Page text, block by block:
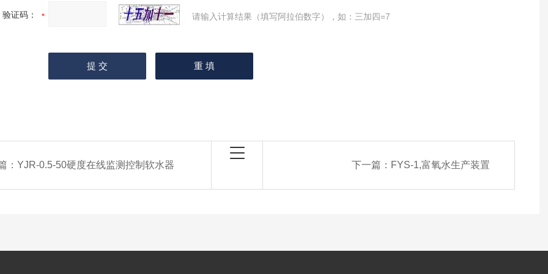
验证码： 请输入计算结果（填写阿拉伯数字），如：三加四=7
：YJR-0.5-50硬度在线监测控制软水器 下一篇： FYS-1,富氧水生产装置